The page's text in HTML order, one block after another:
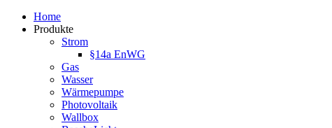
Home
Produkte
Strom
§14a EnWG
Gas
Wasser
Wärmepumpe
Photovoltaik
Wallbox